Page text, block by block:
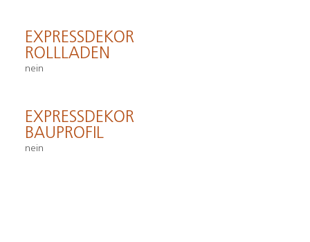
EXPRESSDEKOR
ROLLLADEN
nein
EXPRESSDEKOR
BAUPROFIL
nein